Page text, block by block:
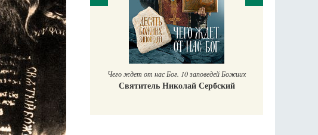
Бог. 10 заповедей Божиих
Николай Сербский
Православный мальчик
Екатерина Баканова